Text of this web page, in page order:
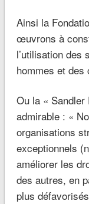
Ainsi la
œuvrons à
l’utilisation des
hommes et des
Ou la « Sandler
admirable : «
organisations
exceptionnels
améliorer les
des autres, en
plus